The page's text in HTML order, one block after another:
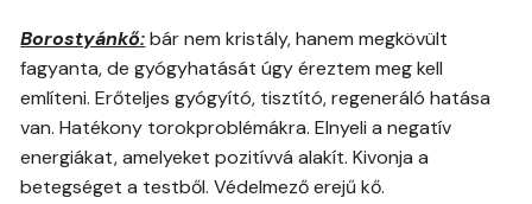
Borostyánkő:bár nem kristály, hanem megkövült
fagyanta, de gyógyhatását úgy éreztem meg kell
említeni. Erőteljes gyógyító, tisztító, regeneráló hatása
van. Hatékony torokproblémákra. Elnyeli a negatív
energiákat, amelyeket pozitívvá alakít. Kivonja a
betegséget a testből. Védelmező erejű kő.